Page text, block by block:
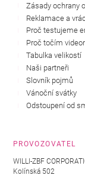
Zásady ochrany
Reklamace a
Proč testujeme
Proč točím
Tabulka velikostí
Naši partneři
Slovník pojmů
Vánoční svátky
Odstoupení od
PROVOZOVATEL
WILLI-ZBF
Kolínská 502